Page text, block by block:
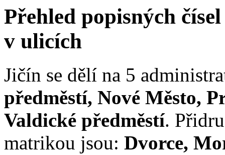
Přehled popisných
v ulicích
Jičín se dělí na 5
předměstí, Nové Město,
Valdické předměstí.
matrikou jsou: Dvorce,